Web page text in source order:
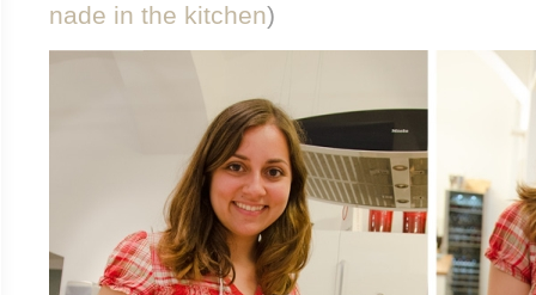
nade in the kitchen)